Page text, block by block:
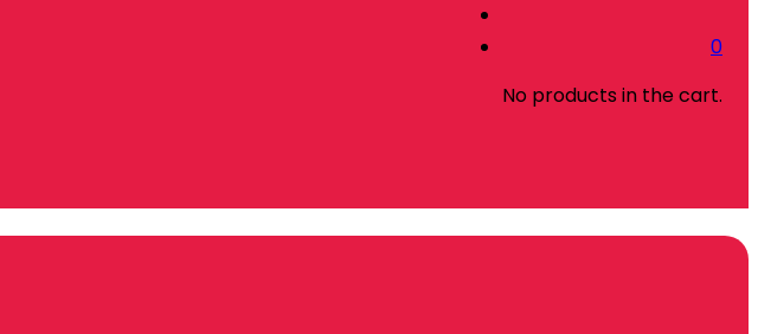
0
No products in the cart.